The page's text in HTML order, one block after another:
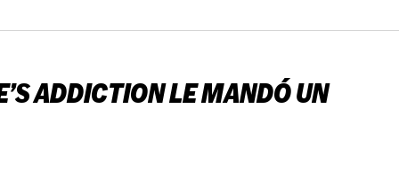
ADDICTION LE MANDÓ UN